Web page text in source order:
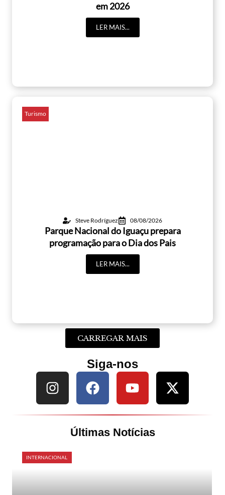
em 2026
LER MAIS...
Turismo
Steve Rodríguez 08/08/2026
Parque Nacional do Iguaçu prepara
programação para o Dia dos Pais
LER MAIS...
CARREGAR MAIS
Siga-nos
Últimas Notícias
INTERNACIONAL